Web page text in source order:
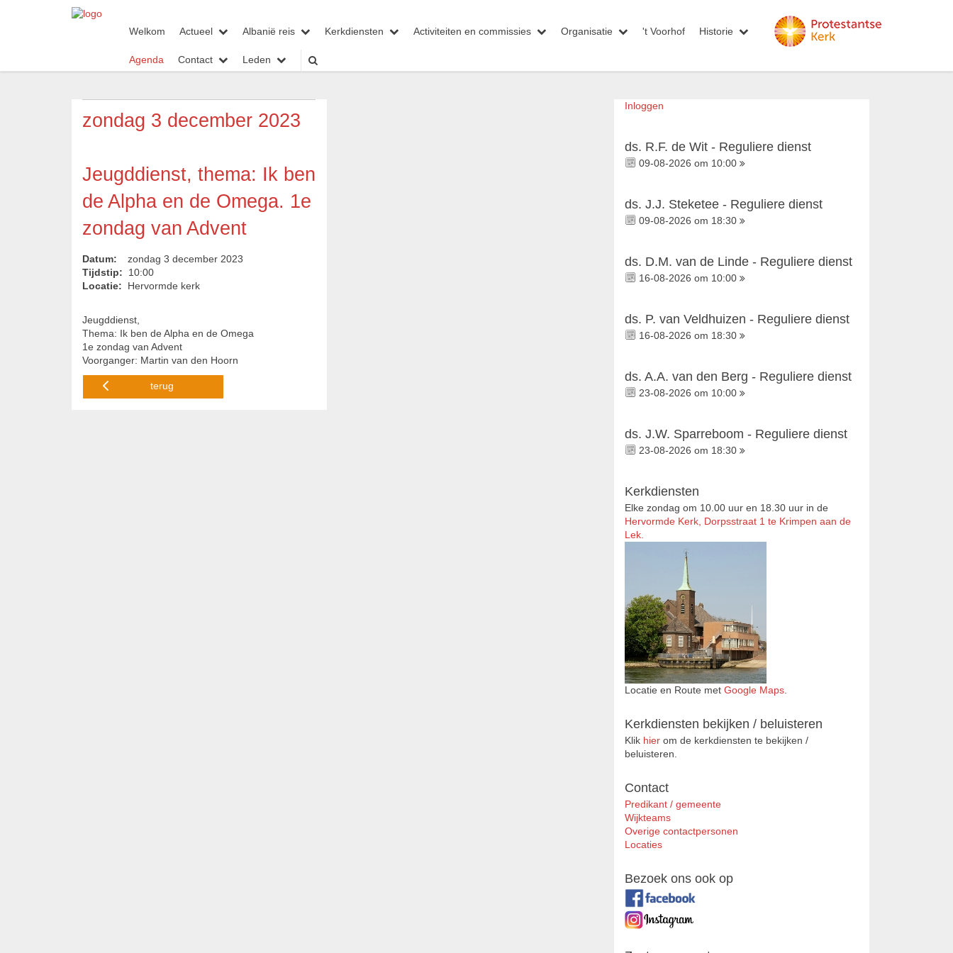
Welkom Actueel Albanië reis Kerkdiensten Activiteiten en commissies Organisatie 't Voorhof Historie
Agenda Contact Leden
zondag 3 december 2023
Jeugddienst, thema: Ik ben
de Alpha en de Omega. 1e
zondag van Advent
Datum:
zondag 3 december 2023
Tijdstip:
10:00
Locatie:
Hervormde kerk
Jeugddienst,
Thema: Ik ben de Alpha en de Omega
1e zondag van Advent
Voorganger: Martin van den Hoorn
terug
Inloggen
ds. R.F. de Wit - Reguliere dienst
09-08-2026 om 10:00
ds. J.J. Steketee - Reguliere dienst
09-08-2026 om 18:30
ds. D.M. van de Linde - Reguliere dienst
16-08-2026 om 10:00
ds. P. van Veldhuizen - Reguliere dienst
16-08-2026 om 18:30
ds. A.A. van den Berg - Reguliere dienst
23-08-2026 om 10:00
ds. J.W. Sparreboom - Reguliere dienst
23-08-2026 om 18:30
Kerkdiensten
Elke zondag om 10.00 uur en 18.30 uur in de
Hervormde Kerk, Dorpsstraat 1 te Krimpen aan de
Lek.
Locatie en Route metGoogle Maps.
Kerkdiensten bekijken / beluisteren
Klik hier om de kerkdiensten te bekijken /
beluisteren.
Contact
Predikant / gemeente
Wijkteams
Overige contactpersonen
Locaties
Bezoek ons ook op